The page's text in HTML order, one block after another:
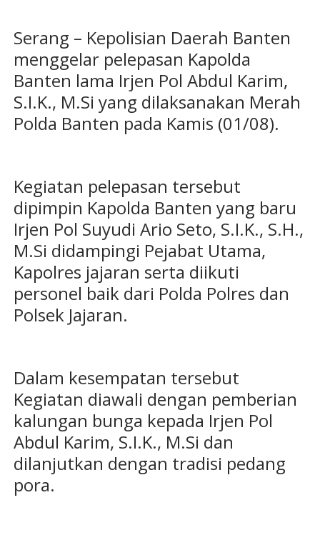
Serang – Kepolisian Daerah Banten
menggelar pelepasan Kapolda
Banten lama Irjen Pol Abdul Karim,
S.I.K., M.Si yang dilaksanakan Merah
Polda Banten pada Kamis (01/08).
Kegiatan pelepasan tersebut
dipimpin Kapolda Banten yang baru
Irjen Pol Suyudi Ario Seto, S.I.K., S.H.,
M.Si didampingi Pejabat Utama,
Kapolres jajaran serta diikuti
personel baik dari Polda Polres dan
Polsek Jajaran.
Dalam kesempatan tersebut
Kegiatan diawali dengan pemberian
kalungan bunga kepada Irjen Pol
Abdul Karim, S.I.K., M.Si dan
dilanjutkan dengan tradisi pedang
pora.